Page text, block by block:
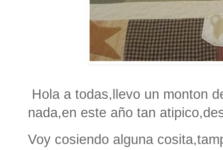
Hola a todas,llevo un monton
nada,en este año tan
Voy cosiendo alguna